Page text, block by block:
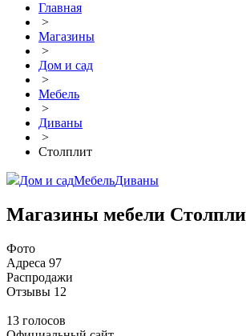
Главная
>
Магазины
>
Дом и сад
>
Мебель
>
Диваны
>
Столплит
Дом и садМебельДиваны
Магазины мебели
Фото
Адреса 97
Распродажи
Отзывы 12
13 голосов